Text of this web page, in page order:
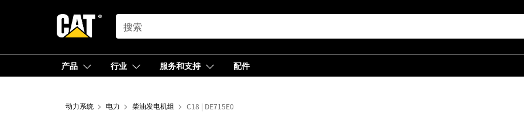
SEARCH
产品 行业 服务和支持 配件
动力系统 电力 柴油发电机组 C18 | DE715E0